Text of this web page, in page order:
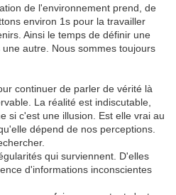
de l'environnement prend, de
environ 1s pour la travailler
Ainsi le temps de définir une
autre. Nous sommes toujours
continuer de parler de vérité là
La réalité est indiscutable,
si c'est une illusion. Est elle vrai au
dépend de nos perceptions.
qui surviennent. D'elles
d'informations inconscientes